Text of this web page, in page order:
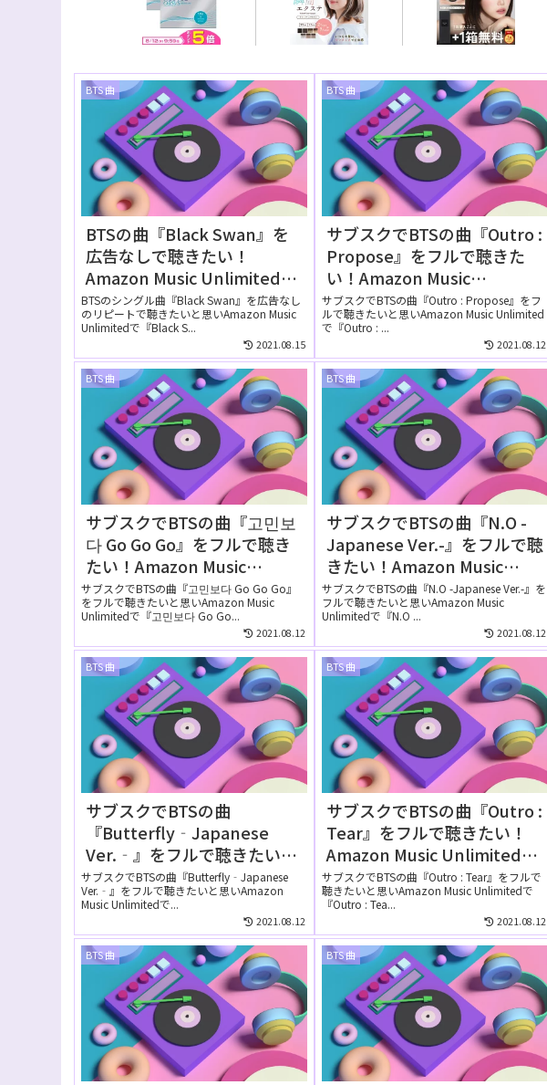
BTS 曲
BTSの曲『Black Swan』を
広告なしで聴きたい！
Amazon Music Unlimitedの
無料お試しでリピートして聴
ける？
BTSのシングル曲『Black Swan』を広告なし
のリピートで聴きたいと思いAmazon Music
Unlimitedで『Black S...
2021.08.15
BTS 曲
サブスクでBTSの曲『Outro :
Propose』をフルで聴きた
い！Amazon Music
Unlimitedでは無料で聴け
る？
サブスクでBTSの曲『Outro : Propose』をフ
ルで聴きたいと思いAmazon Music Unlimited
で『Outro : ...
2021.08.12
BTS 曲
サブスクでBTSの曲『고민보
다 Go Go Go』をフルで聴き
たい！Amazon Music
Unlimitedでは無料で聴け
る？
サブスクでBTSの曲『고민보다 Go Go Go』
をフルで聴きたいと思いAmazon Music
Unlimitedで『고민보다 Go Go...
2021.08.12
BTS 曲
サブスクでBTSの曲『N.O -
Japanese Ver.-』をフルで聴
きたい！Amazon Music
Unlimitedでは無料で聴け
る？
サブスクでBTSの曲『N.O -Japanese Ver.-』を
フルで聴きたいと思いAmazon Music
Unlimitedで『N.O ...
2021.08.12
BTS 曲
サブスクでBTSの曲
『Butterfly‐Japanese
Ver.‐』をフルで聴きたい！
Amazon Music Unlimitedで
は無料で聴ける？
サブスクでBTSの曲『Butterfly‐Japanese
Ver.‐』をフルで聴きたいと思いAmazon
Music Unlimitedで...
2021.08.12
BTS 曲
サブスクでBTSの曲『Outro :
Tear』をフルで聴きたい！
Amazon Music Unlimitedで
は無料で聴ける？
サブスクでBTSの曲『Outro : Tear』をフルで
聴きたいと思いAmazon Music Unlimitedで
『Outro : Tea...
2021.08.12
BTS 曲 BTS 曲